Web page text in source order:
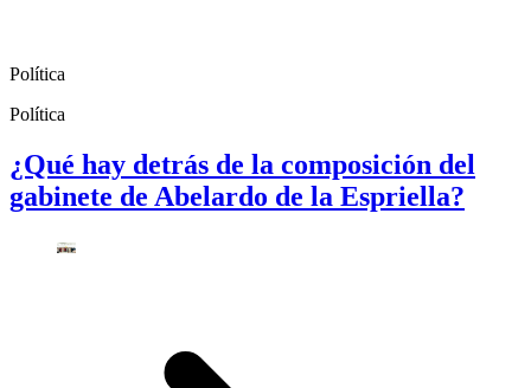
Política
Política
¿Qué hay detrás de la composición del
gabinete de Abelardo de la Espriella?